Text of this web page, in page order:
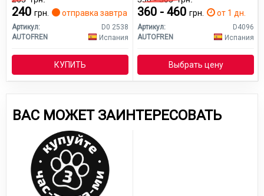
240 грн. отправка завтра
Артикул:
D0 2538
AUTOFREN
Испания
КУПИТЬ
360 - 460 грн. от 1 дн.
Артикул:
D4096
AUTOFREN
Испания
Выбрать цену
ВАС МОЖЕТ ЗАИНТЕРЕСОВАТЬ